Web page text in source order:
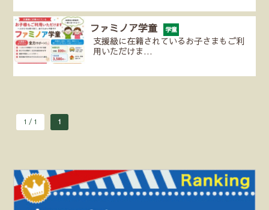
ファミノア学童 学童
支援級に在籍されているお子さまもご利
用いただけま…
1 / 1 1